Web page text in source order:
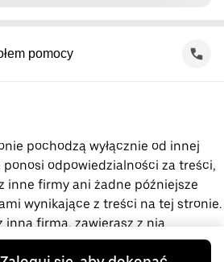
pomocy
pochodzą wyłącznie od innej
odpowiedzialności za treści,
inne firmy ani żadne późniejsze
wynikające z treści na tej stronie.
inną firmą, zawierasz z nią
której stroną nie jest firma Uber.